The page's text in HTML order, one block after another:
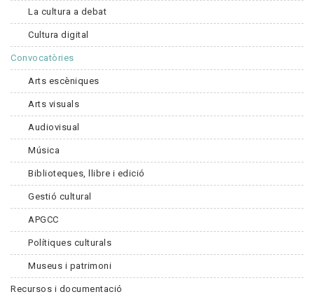
La cultura a debat
Cultura digital
Convocatòries
Arts escèniques
Arts visuals
Audiovisual
Música
Biblioteques, llibre i edició
Gestió cultural
APGCC
Polítiques culturals
Museus i patrimoni
Recursos i documentació